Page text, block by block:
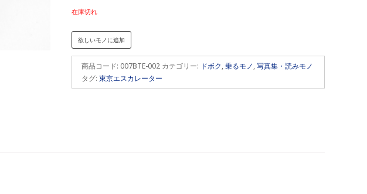
在庫切れ
欲しいモノに追加
商品コード: 007BTE-002 カテゴリー: ドボク,乗るモノ,写真集・読みモノ
タグ: 東京エスカレーター